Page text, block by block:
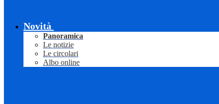
Novità
Panoramica
Le notizie
Le circolari
Albo online